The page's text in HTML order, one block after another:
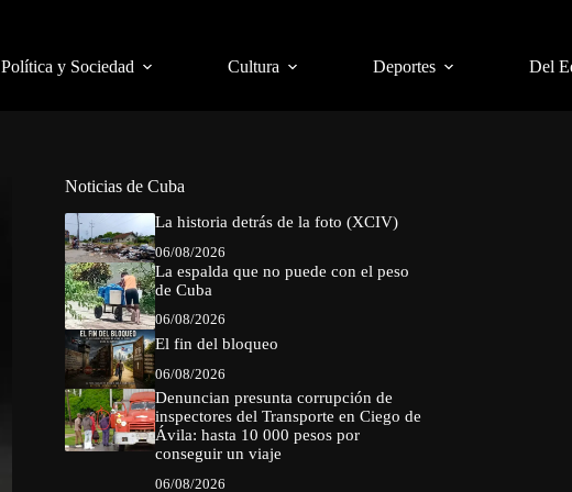
Política y Sociedad Cultura Deportes Del
Noticias de Cuba
La historia detrás de la foto (XCIV)
06/08/2026
La espalda que no puede con el peso
de Cuba
06/08/2026
El fin del bloqueo
06/08/2026
Denuncian presunta corrupción de
inspectores del Transporte en Ciego de
Ávila: hasta 10 000 pesos por
conseguir un viaje
06/08/2026